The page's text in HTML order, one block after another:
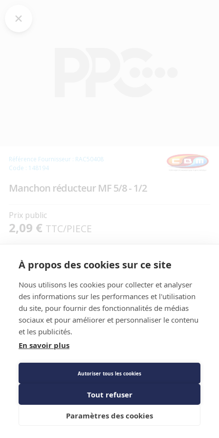
Référence Fournisseur : RAC50408
Code : 148194
Manchon réducteur MF 5/8 - 1/2
Prix public
2,09 € TTC/PIECE
Caractéristiques techniques
Caractéristiques techniques
MF 5/8 - 1/2
CBM
Ajouter au panier
À propos des cookies sur ce site
Nous utilisons les cookies pour collecter et analyser
des informations sur les performances et l'utilisation
du site, pour fournir des fonctionnalités de médias
sociaux et pour améliorer et personnaliser le contenu
et les publicités.
En savoir plus
Autoriser tous les cookies
Tout refuser
Paramètres des cookies